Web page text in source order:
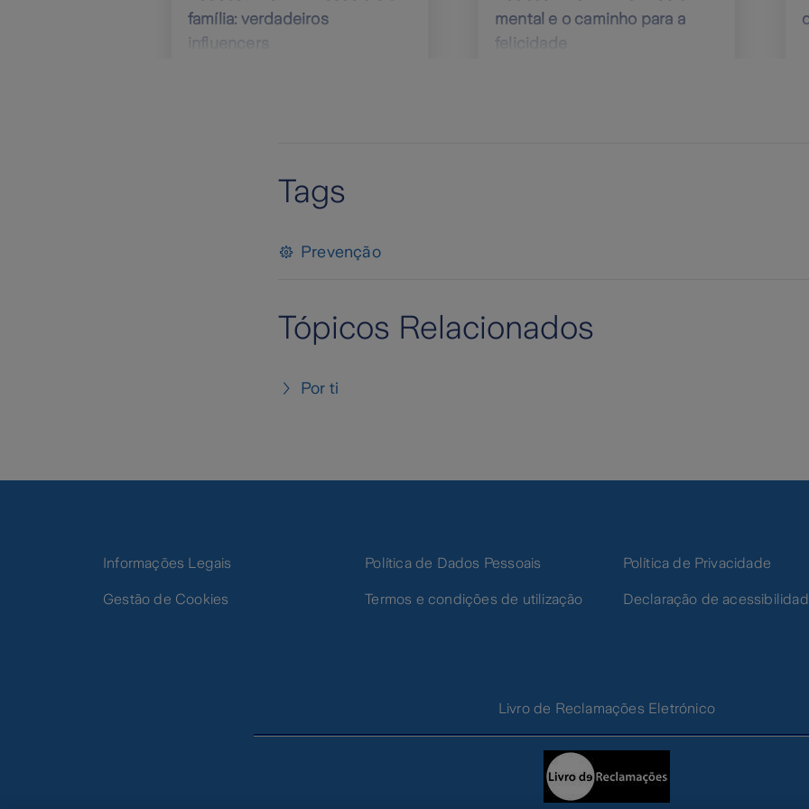
família: verdadeiros
influencers
mental e o caminho para a
felicidade
Tags
Prevenção
Tópicos Relacionados
Por ti
Informações Legais
Gestão de Cookies
Política de Dados Pessoais
Termos e condições de utilização
Política de Privacidade
Declaração de
Livro de Reclamações Eletrónico